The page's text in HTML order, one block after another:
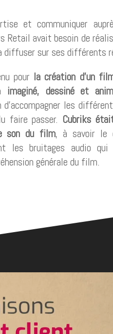
et communiquer
Retail avait besoin de
sur ses différents
pour la création d’un
imaginé, dessiné et
d’accompagner les
faire passer. Cubriks
son du film, à savoir le
les bruitages audio
générale du film.